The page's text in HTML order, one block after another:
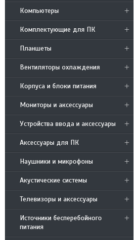
Компьютеры
Комплектующие для ПК
Планшеты
Вентиляторы охлаждения
Корпуса и блоки питания
Мониторы и аксессуары
Устройства ввода и аксессуары
Аксессуары для ПК
Наушники и микрофоны
Акустические системы
Телевизоры и аксессуары
Источники бесперебойного
питания